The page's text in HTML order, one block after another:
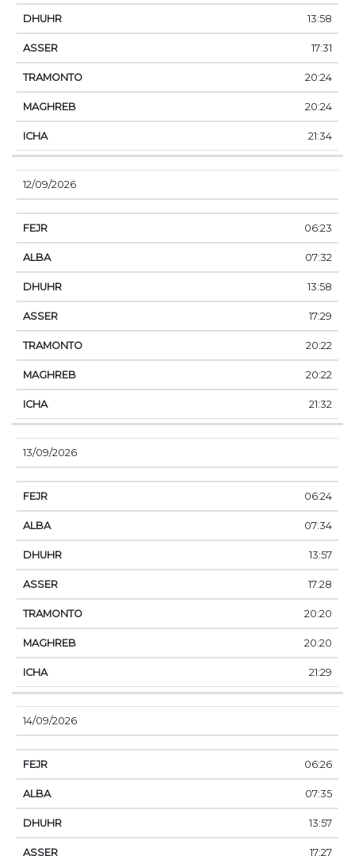
13:58
17:31
20:24
20:24
21:34
12/09/2026
06:23
07:32
13:58
17:29
20:22
20:22
21:32
13/09/2026
06:24
07:34
13:57
17:28
20:20
20:20
21:29
14/09/2026
06:26
07:35
13:57
17:27